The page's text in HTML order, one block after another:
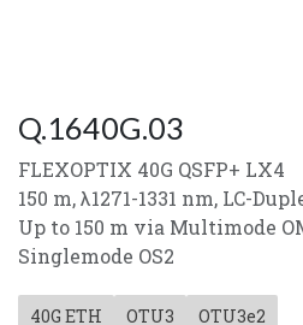
Q.1640G.03
FLEXOPTIX 40G QSFP+ LX4
150 m, λ1271-1331 nm, LC-
Up to 150 m via Multimode
Singlemode OS2
40G ETH OTU3 OTU3e2